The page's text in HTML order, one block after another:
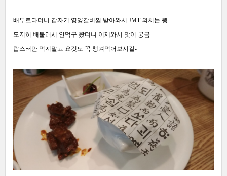
배부르다더니 갑자기 영양갈비찜 받아와서 JMT 외치는 붱
도저히 배불러서 안먹구 왔더니 이제와서 맛이 궁금
랍스터만 먹지말고 요것도 꼭 챙겨먹어보시길-